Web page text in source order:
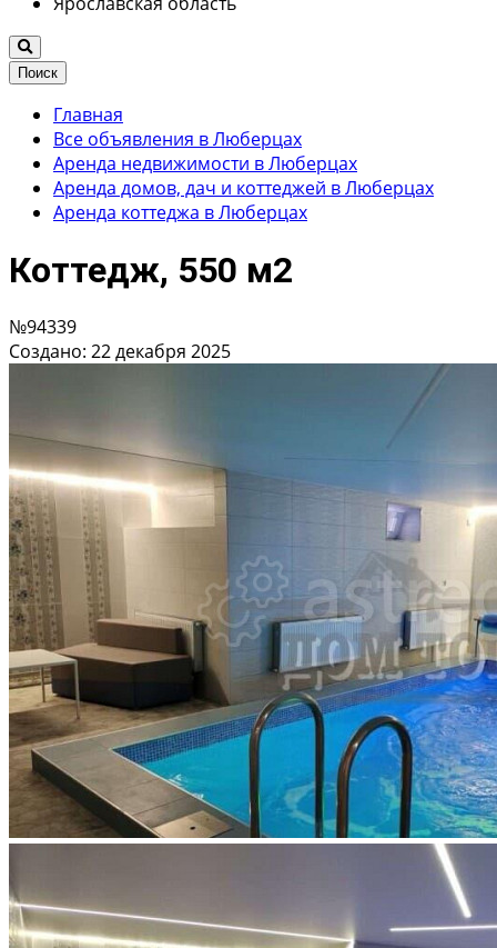
Поиск
Главная
Все объявления в Люберцах
Аренда недвижимости в Люберцах
Аренда домов, дач и коттеджей в Люберцах
Аренда коттеджа в Люберцах
Коттедж, 550 м2
№94339
Создано: 22 декабря 2025